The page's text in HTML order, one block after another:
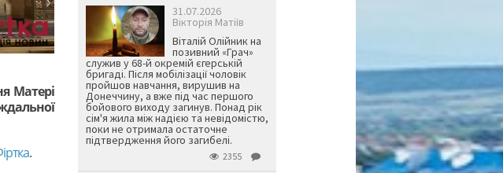
Матері
.
31.07.2026
Вікторія Матіїв
Віталій Олійник на
позивний «Грач»
служив у 68-й окремій єгерській
бригаді. Після мобілізації чоловік
пройшов навчання, вирушив на
Донеччину, а вже під час першого
бойового виходу загинув. Понад рік
сім'я жила між надією та невідомістю,
поки не отримала остаточне
підтвердження його загибелі.
2355